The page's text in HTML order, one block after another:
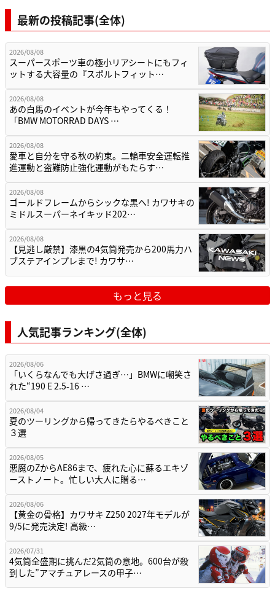
最新の投稿記事(全体)
2026/08/08
スーパースポーツ車の極小リアシートにもフィ
ットする大容量の『スポルトフィット…
2026/08/08
あの白馬のイベントが今年もやってくる！
「BMW MOTORRAD DAYS …
2026/08/08
愛車と自分を守る秋の約束。二輪車安全運転推
進運動と盗難防止強化運動がもたらす…
2026/08/08
ゴールドフレームからシックな黒へ! カワサキの
ミドルスーパーネイキッド202…
2026/08/08
【見逃し厳禁】漆黒の4気筒発売から200馬力ハ
ブステアインプレまで! カワサ…
もっと見る
人気記事ランキング(全体)
2026/08/06
「いくらなんでも大げさ過ぎ…」BMWに嘲笑さ
れた“190 E 2.5-16 …
2026/08/04
夏のツーリングから帰ってきたらやるべきこと
３選
2026/08/05
悪魔のZからAE86まで、疲れた心に蘇るエキゾ
ーストノート。忙しい大人に贈る…
2026/08/06
【黄金の骨格】カワサキ Z250 2027年モデルが
9/5に発売決定! 高級…
2026/07/31
4気筒全盛期に挑んだ2気筒の意地。600台が殺
到した”アマチュアレースの甲子…